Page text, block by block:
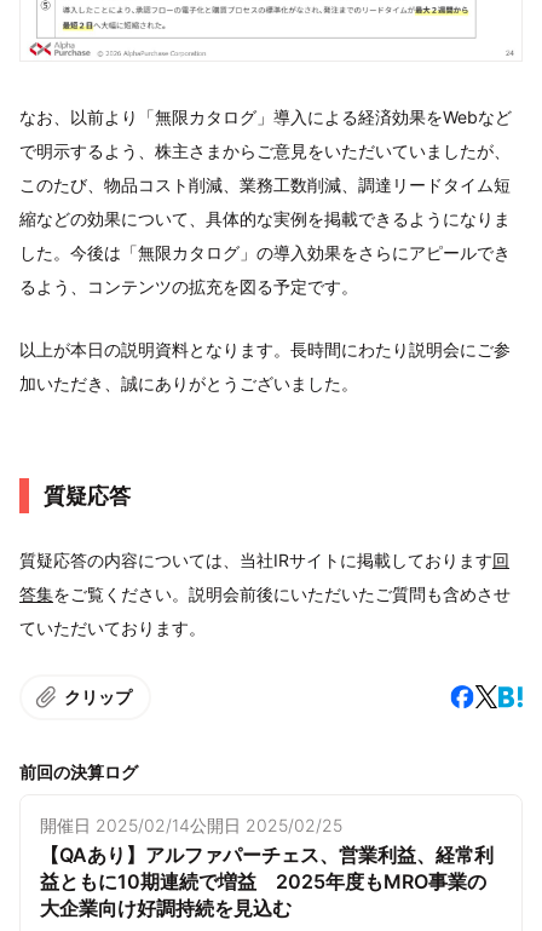
なお、以前より「無限カタログ」導入による経済効果をWebなど
で明示するよう、株主さまからご意見をいただいていましたが、
このたび、物品コスト削減、業務工数削減、調達リードタイム短
縮などの効果について、具体的な実例を掲載できるようになりま
した。今後は「無限カタログ」の導入効果をさらにアピールでき
るよう、コンテンツの拡充を図る予定です。
以上が本日の説明資料となります。長時間にわたり説明会にご参
加いただき、誠にありがとうございました。
質疑応答
質疑応答の内容については、当社IRサイトに掲載しております回
答集をご覧ください。説明会前後にいただいたご質問も含めさせ
ていただいております。
クリップ
前回の決算ログ
開催日 2025/02/14公開日 2025/02/25
【QAあり】アルファパーチェス、営業利益、経常利
益ともに10期連続で増益 2025年度もMRO事業の
大企業向け好調持続を見込む